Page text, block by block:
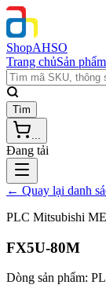
ShopAHSO
Trang chủSản phẩm
Tìm
...
Đang tải
← Quay lại danh
PLC Mitsubishi
FX5U-80M
Dòng sản phẩm: